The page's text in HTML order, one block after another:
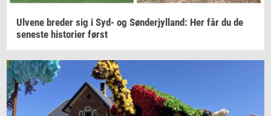
Ul­ve­ne bre­der sig i Syd- og Søn­derjyl­land: Her får du de
se­ne­ste hi­sto­ri­er først